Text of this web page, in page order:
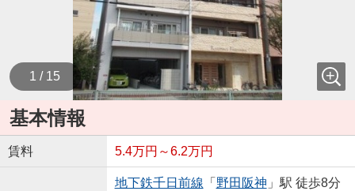
1 / 15
基本情報
賃料 5.4万円～6.2万円
地下鉄千日前線 「 野田阪神 」駅 徒歩8分